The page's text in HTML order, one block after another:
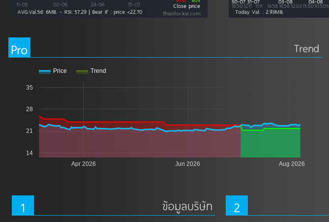
Pro Trend
Price Trend
Apr 2026 Jun 2026 Aug 2026
14
21
28
35
1 ข้อมูลบริษัท 2